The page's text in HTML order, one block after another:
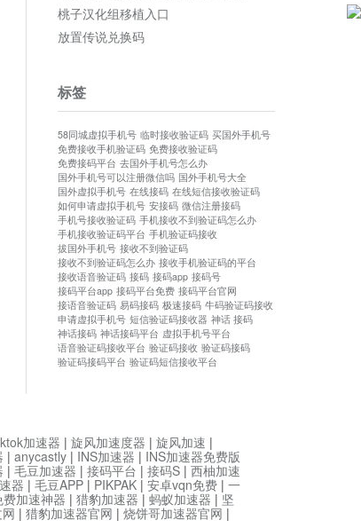
桃子汉化组移植入口
放置传说兑换码
标签
58同城虚拟手机号 临时接收验证码 买国外手机号
免费接收手机验证码 免费接收验证码
免费接码平台 去国外手机号怎么办
国外手机号可以注册微信吗 国外手机号大全
国外虚拟手机号 在线接码 在线短信接收验证码
如何申请虚拟手机号 安接码 微信注册接码
手机号接收验证码 手机接收不到验证码怎么办
手机接收验证码平台 手机验证码接收
拔国外手机号 接收不到验证码
接收不到验证码怎么办 接收手机验证码的平台
接收语音验证码 接码 接码app 接码号
接码平台app 接码平台免费 接码平台官网
接语音验证码 易码接码 极速接码 牛码验证码接收
申请虚拟手机号 短信验证码接收器 神话 接码
神话接码 神话接码平台 虚拟手机号平台
语音验证码接收平台 验证码接收 验证码接码
验证码接码平台 验证码短信接收平台
加速器 | 旋风加速度器 | 旋风加速 |
| anycastly | INS加速器 | INS加速器免费版
| 毛豆加速器 | 接码平台 | 接码S | 西柚加速
器 | 毛豆APP | PIKPAK | 安卓vqn免费 | 一
加速神器 | 猎豹加速器 | 蚂蚁加速器 | 坚
| 猎豹加速器官网 | 烧饼哥加速器官网 |